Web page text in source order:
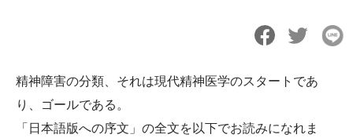
精神障害の分類、それは現代精神医学のスタートであ
り、ゴールである。
「日本語版への序文」の全文を以下でお読みになれま